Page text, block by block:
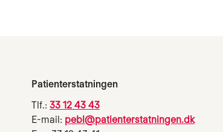
Patienterstatningen
Tlf.: 33 12 43 43
E-mail: pebl@patienterstatningen.dk